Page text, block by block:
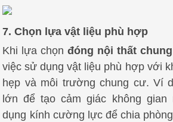
7. Chọn lựa vật liệu phù hợp
Khi lựa chọnđóng nội thất
việc sử dụng vật liệu phù hợp với
hẹp và môi trường chung cư. Ví
lớn để tạo cảm giác không
dụng kính cường lực để chia